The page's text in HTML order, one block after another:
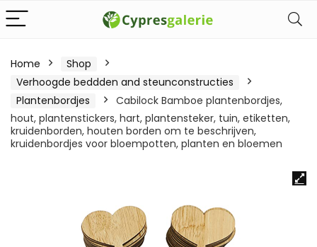
Home
Shop
Verhoogde beddden and steunconstructies
Plantenbordjes
Cabilock Bamboe plantenbordjes,
hout, plantenstickers, hart, plantensteker, tuin, etiketten,
kruidenborden, houten borden om te beschrijven,
kruidenbordjes voor bloempotten, planten en bloemen